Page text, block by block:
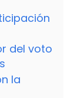
del voto
la